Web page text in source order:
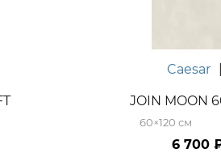
Caesar
JOIN MOON
60×120
6 700